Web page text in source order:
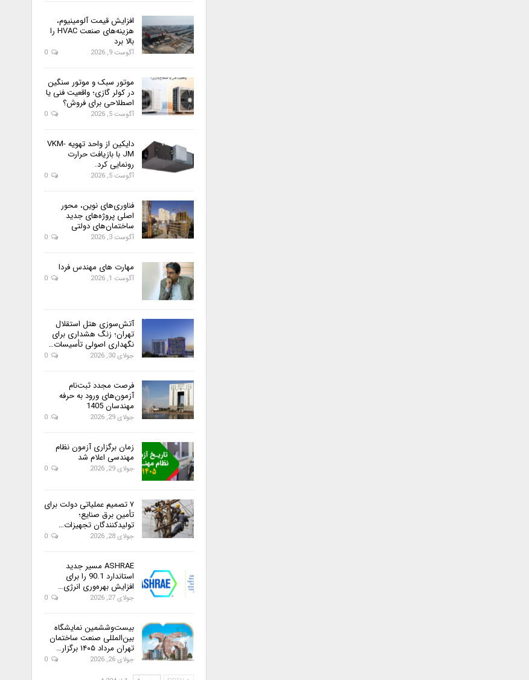
افزایش قیمت آلومینیوم،
هزینه‌های صنعت HVAC را
بالا برد
آگوست 9, 2026
موتور سبک و موتور سنگین
در کولر گازی؛ واقعیت فنی یا
اصطلاحی برای فروش؟
آگوست 5, 2026
دایکین از واحد تهویه VKM-
JM با بازیافت حرارت
رونمایی کرد.
آگوست 5, 2026
فناوری‌های نوین، محور
اصلی پروژه‌های جدید
ساختمان‌های دولتی
آگوست 3, 2026
مهارت های مهندس فردا
آگوست 1, 2026
آتش‌سوزی هتل استقلال
تهران؛ زنگ هشداری برای
نگهداری اصولی تأسیسات…
جولای 30, 2026
فرصت مجدد ثبت‌نام
آزمون‌های ورود به حرفه
مهندسان 1405
جولای 29, 2026
زمان برگزاری آزمون نظام
مهندسی اعلام شد
جولای 29, 2026
۷ تصمیم عملیاتی دولت برای
تأمین برق صنایع؛
تولیدکنندگان تجهیزات…
جولای 28, 2026
ASHRAE مسیر جدید
استاندارد 90.1 را برای
افزایش بهره‌وری انرژی…
جولای 27, 2026
بیست‌وششمین نمایشگاه
بین‌المللی صنعت ساختمان
تهران مرداد ۱۴۰۵ برگزار…
جولای 26, 2026